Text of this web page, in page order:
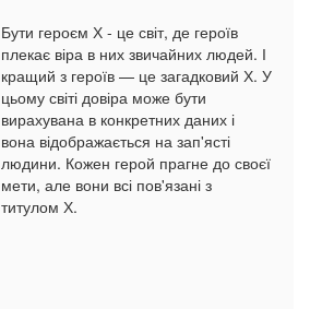
Бути героєм Х - це світ, де героїв
плекає віра в них звичайних людей. І
кращий з героїв — це загадковий Х. У
цьому світі довіра може бути
вирахувана в конкретних даних і
вона відображається на зап'ясті
людини. Кожен герой прагне до своєї
мети, але вони всі пов'язані з
титулом Х.